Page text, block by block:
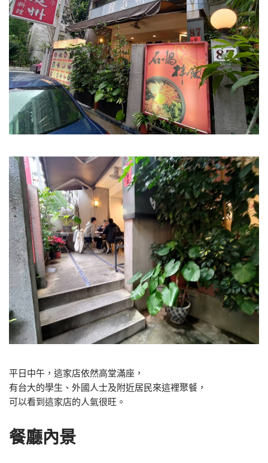
平日中午，這家店依然高堂滿座，
有台大的學生、外國人士及附近居民來這裡聚餐，
可以看到這家店的人氣很旺。
餐廳內景